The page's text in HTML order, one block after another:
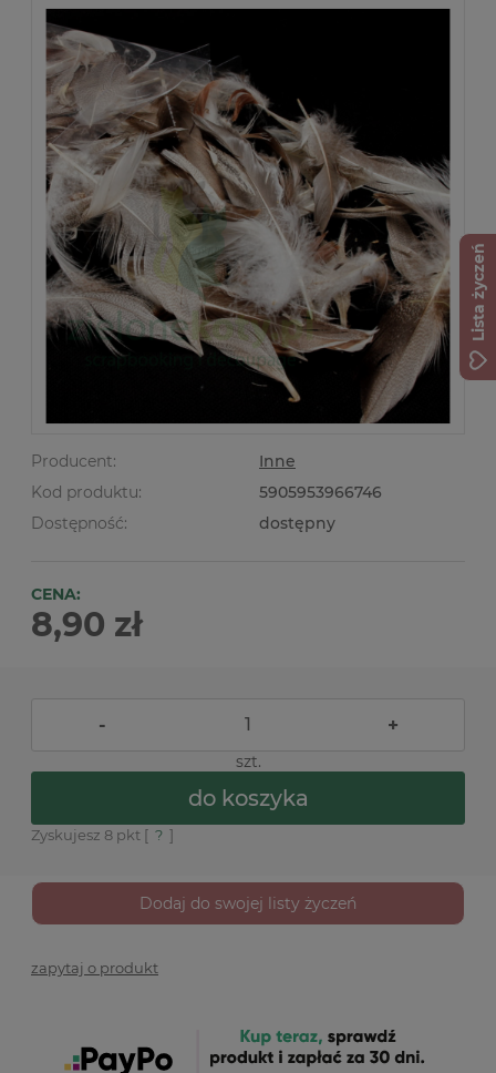
Producent:
Inne
Kod produktu:
5905953966746
Dostępność:
dostępny
CENA:
8,90 zł
- +
szt.
do koszyka
Zyskujesz 8 pkt [ ? ]
Dodaj do swojej listy życzeń
zapytaj o produkt
Lista życzeń